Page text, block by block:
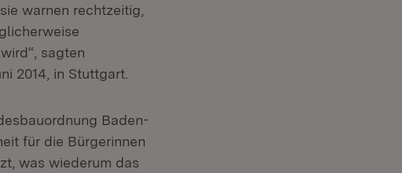
warnen rechtzeitig,
sagten
2014, in Stuttgart.
Baden-
für die Bürgerinnen
was wiederum das